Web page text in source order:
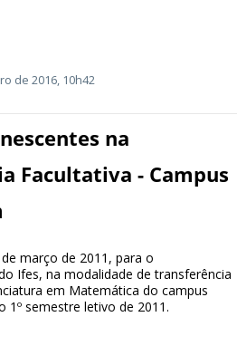
de 2016, 10h42
na
Facultativa - Campus
março de 2011, para o
Ifes, na modalidade de transferência
em Matemática do campus
1º semestre letivo de 2011.